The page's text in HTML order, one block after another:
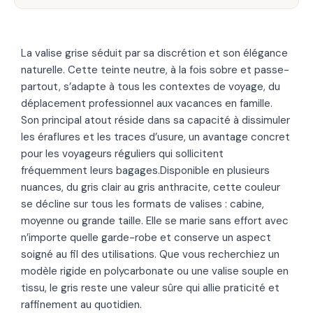
La valise grise séduit par sa discrétion et son élégance
naturelle. Cette teinte neutre, à la fois sobre et passe-
partout, s’adapte à tous les contextes de voyage, du
déplacement professionnel aux vacances en famille.
Son principal atout réside dans sa capacité à dissimuler
les éraflures et les traces d’usure, un avantage concret
pour les voyageurs réguliers qui sollicitent
fréquemment leurs bagages.Disponible en plusieurs
nuances, du gris clair au gris anthracite, cette couleur
se décline sur tous les formats de valises : cabine,
moyenne ou grande taille. Elle se marie sans effort avec
n’importe quelle garde-robe et conserve un aspect
soigné au fil des utilisations. Que vous recherchiez un
modèle rigide en polycarbonate ou une valise souple en
tissu, le gris reste une valeur sûre qui allie praticité et
raffinement au quotidien.